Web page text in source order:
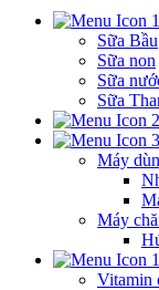
Sữa Bầu
Sữa non
Sữa
Sữa
Máy
Máy
Vitamin